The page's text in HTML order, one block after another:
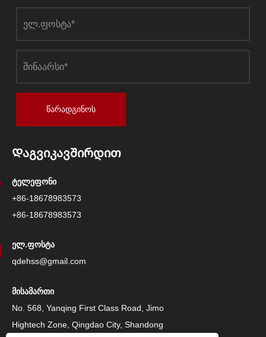
წარადგინოს
Დაგვიკავშირდით
ტელეფონი
+86-18678983573
+86-18678983573
ელ.ფოსტა
qdehss@gmail.com
მისამართი
No. 568, Yanqing First Class Road, Jimo
Hightech Zone, Qingdao City, Shandong